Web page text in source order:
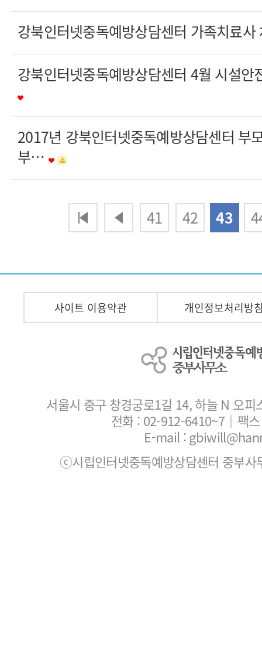
강북인터넷중독예방상담센터 가족치료
강북인터넷중독예방상담센터 4월 시설안
2017년 강북인터넷중독예방상담센터 부
부…
41 42 43
맨끝
사이트 이용약관 개인정보처리방
서울시 중구 창경궁로1길 14, 하늘 N 오
전화 : 02-912-6410~7 ｜팩
E-mail :
ⓒ시립인터넷중독예방상담센터 중부